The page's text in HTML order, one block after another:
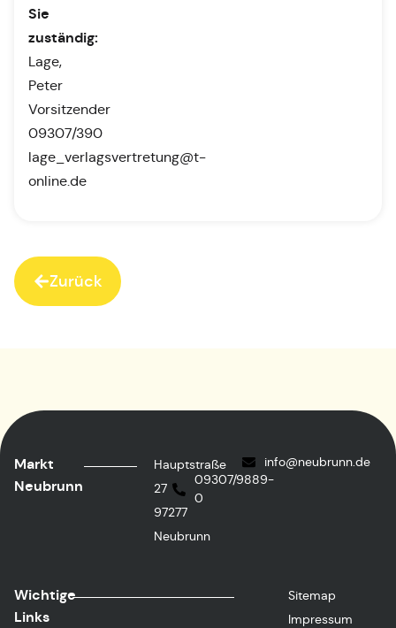
Sie
zuständig:
Lage,
Peter
Vorsitzender
09307/390
lage_verlagsvertretung@t-
online.de
Zurück
Markt
Neubrunn
Hauptstraße
27
97277
Neubrunn
09307/9889-
0
info@neubrunn.de
Wichtige
Links
Sitemap
Impressum